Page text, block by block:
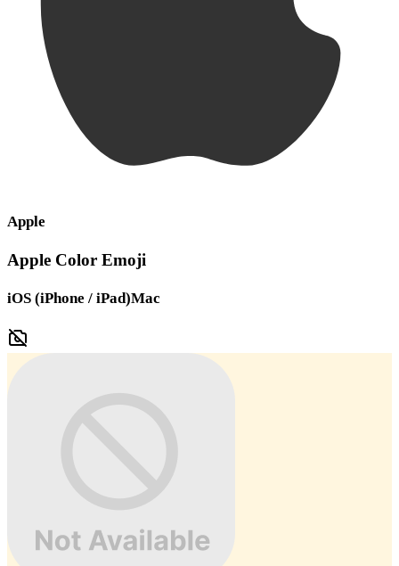
Apple
Apple Color Emoji
iOS (iPhone / iPad)Mac